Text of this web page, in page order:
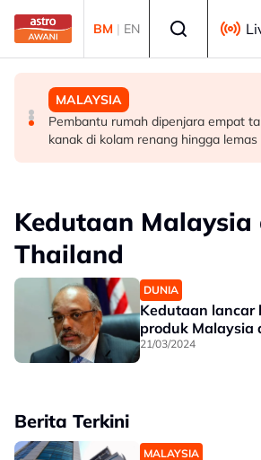
Skip to main content
BM | EN
MALAYSIA
26 pertuduhan Nicky Liow ditarik
kompaun RM10 juta - AGC
MALAYSIA
Kes dadah: Bekas penyampai radio,
diarah masuk penjara hari ini
MALAYSIA
Pembantu rumah dipenjara empat
kanak di kolam renang hingga lemas
Kedutaan Malaysia
Thailand
DUNIA
Kedutaan lancar
produk Malaysia
21/03/2024
Berita Terkini
MALAYSIA